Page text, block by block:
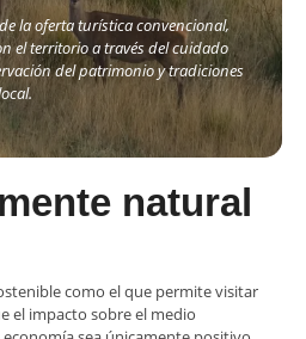
la oferta turística convencional,
el territorio a través del cuidado
del patrimonio y tradiciones
natural
como el que permite visitar
el impacto sobre el medio